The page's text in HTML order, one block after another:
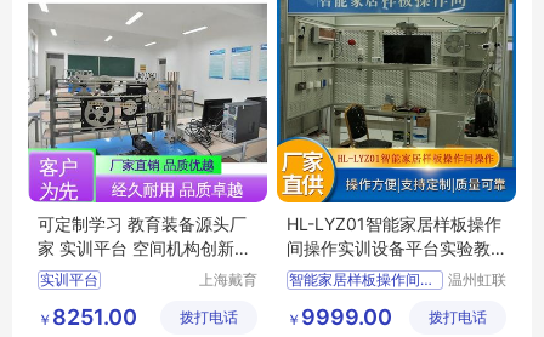
可定制学习 教育装备源头厂
家 实训平台 空间机构创新组
合及演示
实训平台
三维创新机构演示实训台
上海戴育
设备有限
￥ 8251.00 拨打电话
HL-LYZ01智能家居样板操作
间操作实训设备平台实验教
学装置
智能家居样板操作间操作实训
智能家居样板操作间操作实训教学
温州虹联
有限公司
￥ 9999.00 拨打电话